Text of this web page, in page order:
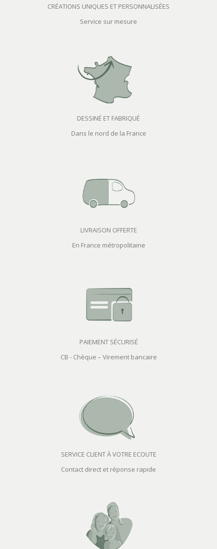
CRÉATIONS UNIQUES ET PERSONNALISÉES
Service sur mesure
DESSINÉ ET FABRIQUÉ
Dans le nord de la France
LIVRAISON OFFERTE
En France métropolitaine
PAIEMENT SÉCURISÉ
CB - Chèque – Virement bancaire
SERVICE CLIENT À VOTRE ECOUTE
Contact direct et réponse rapide